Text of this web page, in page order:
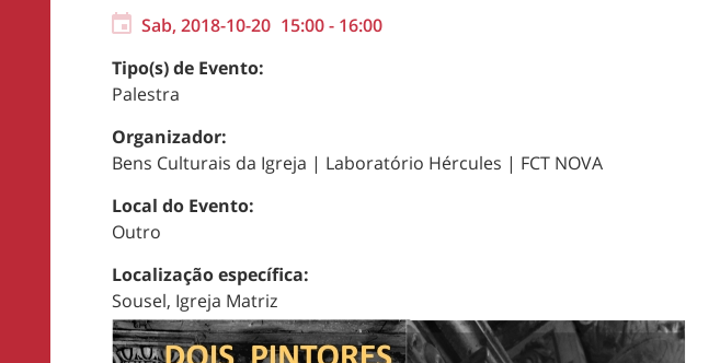
Sab, 2018-10-20 15:00- 16:00
Tipo(s) de Evento:
Palestra
Organizador:
Bens Culturais da Igreja | Laboratório Hércules | FCT NOVA
Local do Evento:
Outro
Localização específica:
Sousel, Igreja Matriz